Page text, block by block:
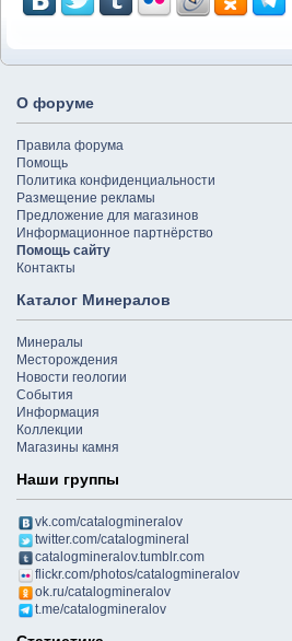
О форуме
Правила форума
Помощь
Политика конфиденциальности
Размещение рекламы
Предложение для магазинов
Информационное партнёрство
Помощь сайту
Контакты
Каталог Минералов
Минералы
Месторождения
Новости геологии
События
Информация
Коллекции
Магазины камня
Наши группы
vk.com/catalogmineralov
twitter.com/catalogmineral
catalogmineralov.tumblr.com
flickr.com/photos/catalogmineralov
ok.ru/catalogmineralov
t.me/catalogmineralov